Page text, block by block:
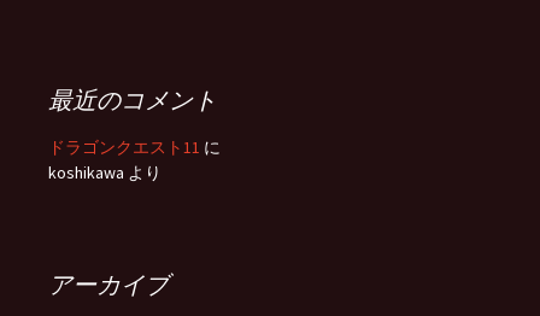
最近のコメント
ドラゴンクエスト11 に
koshikawa より
アーカイブ